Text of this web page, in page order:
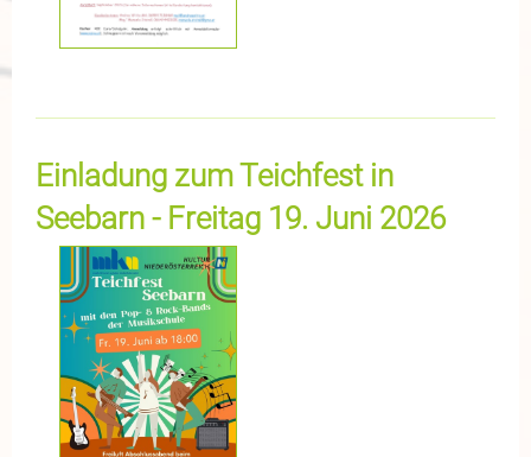
Einladung zum Teichfest in
Seebarn - Freitag 19. Juni 2026